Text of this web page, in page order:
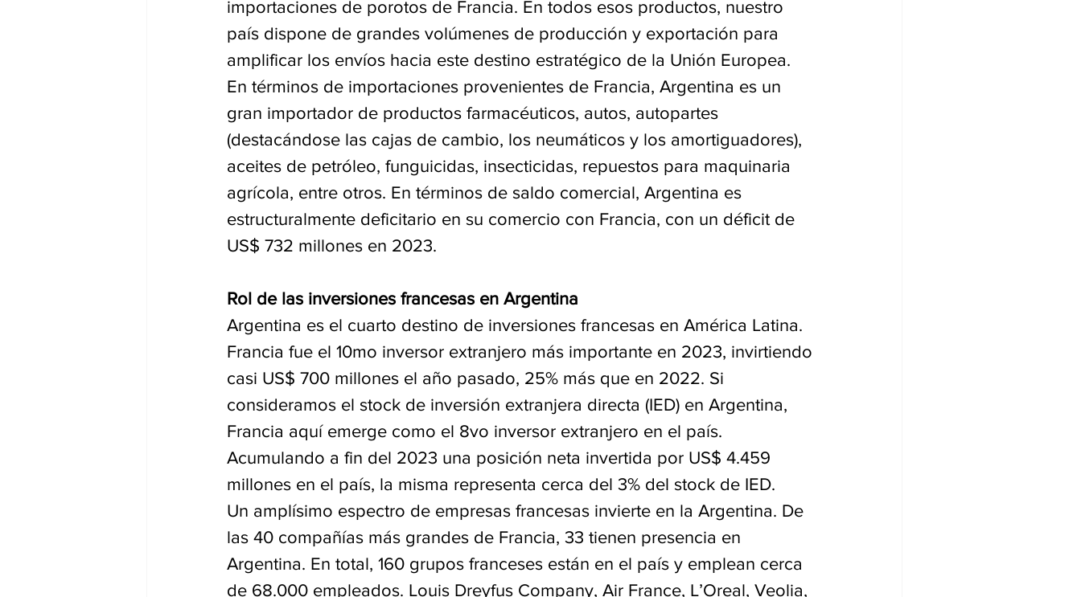
importaciones de porotos de Francia. En todos esos productos, nuestro
país dispone de grandes volúmenes de producción y exportación para
amplificar los envíos hacia este destino estratégico de la Unión Europea.
En términos de importaciones provenientes de Francia, Argentina es un
gran importador de productos farmacéuticos, autos, autopartes
(destacándose las cajas de cambio, los neumáticos y los amortiguadores),
aceites de petróleo, funguicidas, insecticidas, repuestos para maquinaria
agrícola, entre otros. En términos de saldo comercial, Argentina es
estructuralmente deficitario en su comercio con Francia, con un déficit de
US$ 732 millones en 2023.
Rol de las inversiones francesas en Argentina
Argentina es el cuarto destino de inversiones francesas en América Latina.
Francia fue el 10mo inversor extranjero más importante en 2023, invirtiendo
casi US$ 700 millones el año pasado, 25% más que en 2022. Si
consideramos el stock de inversión extranjera directa (IED) en Argentina,
Francia aquí emerge como el 8vo inversor extranjero en el país.
Acumulando a fin del 2023 una posición neta invertida por US$ 4.459
millones en el país, la misma representa cerca del 3% del stock de IED.
Un amplísimo espectro de empresas francesas invierte en la Argentina. De
las 40 compañías más grandes de Francia, 33 tienen presencia en
Argentina. En total, 160 grupos franceses están en el país y emplean cerca
de 68.000 empleados. Louis Dreyfus Company, Air France, L’Oreal, Veolia,